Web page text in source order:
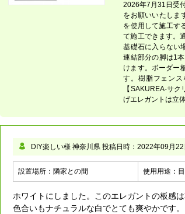
2026年7月31日受
をお願いいたしま
を使用して施工す
て施工できます。
基礎石に入らない
連結部分の脚は1
けます。ボーダー
す。樹脂フェンス
【SAKUREA-サ
げエレガントは立
DIY楽しい様 神奈川県 投稿日時： 2022年09月
設置場所：隣家との間 使用用途：
ホワイトにしました。このエレガントの板感は
色合いもナチュラルな白でとても爽やかです。